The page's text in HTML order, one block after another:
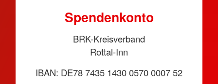
Spendenkonto
BRK-Kreisverband
Rottal-Inn
IBAN: DE78 7435 1430 0570 0007 52